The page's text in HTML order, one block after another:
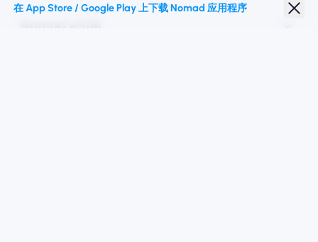
在 App Store / Google Play 上下载 Nomad 应用程序